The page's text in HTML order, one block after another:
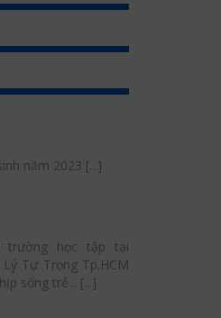
năm 2023 [...]
trường học tập tại
Tự Trọng Tp.HCM
sống trẻ... [...]